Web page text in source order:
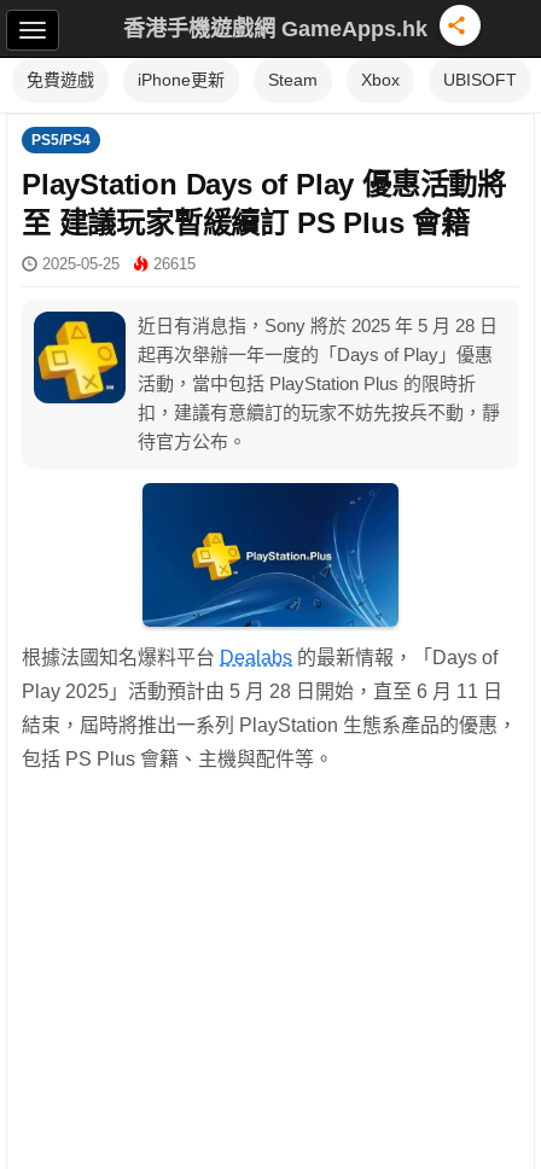
香港手機遊戲網 GameApps.hk
免費遊戲 iPhone更新 Steam Xbox UBISOFT
PS5/PS4
PlayStation Days of Play 優惠活動將
至 建議玩家暫緩續訂 PS Plus 會籍
2025-05-25 26615
近日有消息指，Sony 將於 2025 年 5 月 28 日
起再次舉辦一年一度的「Days of Play」優惠
活動，當中包括 PlayStation Plus 的限時折
扣，建議有意續訂的玩家不妨先按兵不動，靜
待官方公布。
根據法國知名爆料平台 Dealabs 的最新情報，「Days of
Play 2025」活動預計由 5 月 28 日開始，直至 6 月 11 日
結束，屆時將推出一系列 PlayStation 生態系產品的優惠，
包括 PS Plus 會籍、主機與配件等。